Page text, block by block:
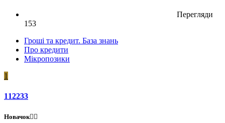
Перегляди
153
Гроші та кредит. База знань
Про кредити
Мікропозики
1
112233
Новачок😶‍🌫️